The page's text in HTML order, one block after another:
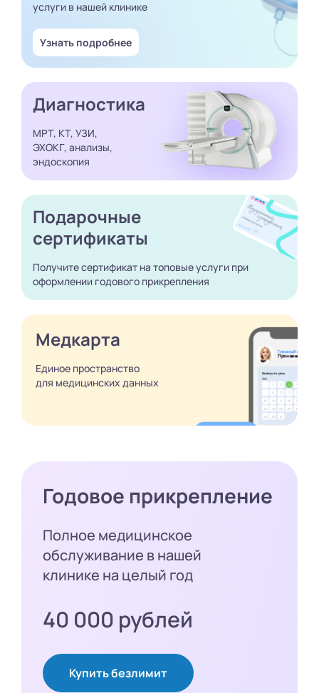
услуги в нашей клинике
Узнать подробнее
Диагностика
МРТ, КТ, УЗИ,
ЭХОКГ, анализы,
эндоскопия
Подарочные
сертификаты
Получите сертификат на топовые услуги при
оформлении годового прикрепления
Медкарта
Единое пространство
для медицинских данных
Годовое прикрепление
Полное медицинское
обслуживание в нашей
клинике на целый год
40 000 рублей
Купить безлимит